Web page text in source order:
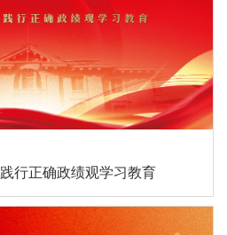
行正确政绩观学习教育